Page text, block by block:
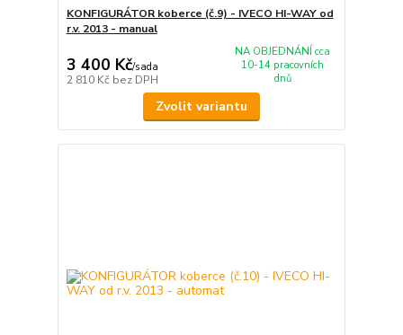
KONFIGURÁTOR koberce (č.9) - IVECO HI-WAY od
r.v. 2013 - manual
3 400 Kč/sada
2 810 Kč bez DPH
NA OBJEDNÁNÍ cca
10-14 pracovních
dnů
Zvolit variantu